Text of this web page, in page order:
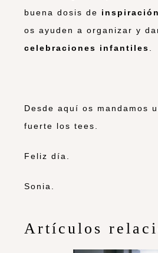
buena dosis de inspiración
os ayuden a organizar y
celebraciones infantiles
Desde aquí os mandamos
fuerte los tees.
Feliz día.
Sonia.
Artículos